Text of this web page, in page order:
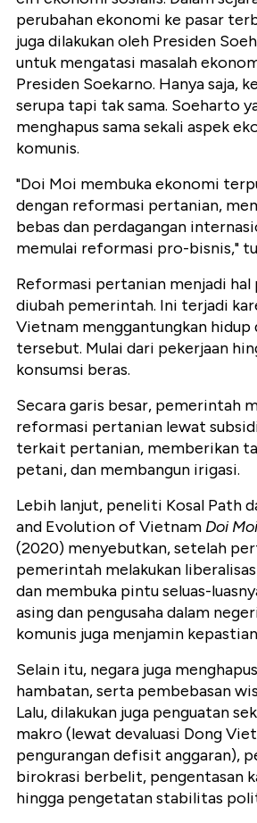
perubahan ekonomi ke pasar
juga dilakukan oleh Presiden
untuk mengatasi masalah
Presiden Soekarno. Hanya saja,
serupa tapi tak sama. Soeharto
menghapus sama sekali aspek
komunis.
"Doi Moi membuka ekonomi
dengan reformasi pertanian,
bebas dan perdagangan
memulai reformasi pro-bisnis,"
Reformasi pertanian menjadi hal
diubah pemerintah. Ini terjadi
Vietnam menggantungkan hidup
tersebut. Mulai dari pekerjaan
konsumsi beras.
Secara garis besar, pemerintah
reformasi pertanian lewat
terkait pertanian, memberikan
petani, dan membangun irigasi.
Lebih lanjut, peneliti Kosal Path
and Evolution of Vietnam Doi Moi
(2020) menyebutkan, setelah
pemerintah melakukan
dan membuka pintu seluas-
asing dan pengusaha dalam
komunis juga menjamin
Selain itu, negara juga
hambatan, serta pembebasan
Lalu, dilakukan juga penguatan
makro (lewat devaluasi Dong
pengurangan defisit anggaran),
birokrasi berbelit, pengentasan
hingga pengetatan stabilitas